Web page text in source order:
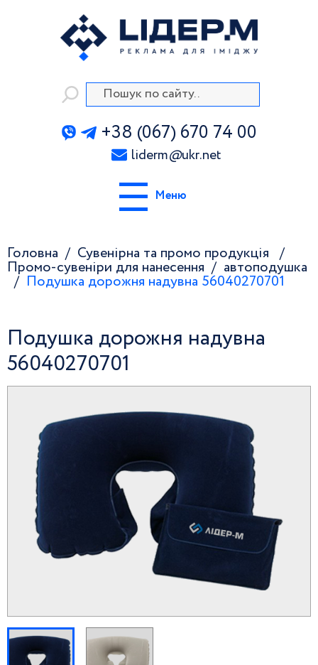
+38 (067) 670 74 00
liderm@ukr.net
Меню
Головна
Сувенірна та промо продукція
Промо-сувеніри для нанесення
автоподушка
Подушка дорожня надувна 56040270701
Подушка дорожня надувна
56040270701